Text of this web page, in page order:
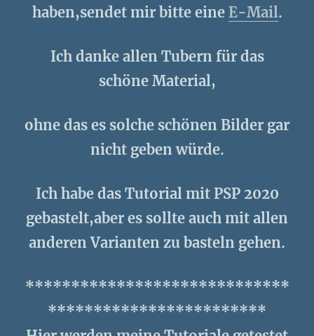
haben,sendet mir bitte eine E-Mail.
Ich danke allen Tubern für das
schöne Material,
ohne das es solche schönen Bilder gar
nicht geben würde.
Ich habe das Tutorial mit PSP 2020
gebastelt,aber es sollte auch mit allen
anderen Varianten zu basteln gehen.
*****************************
************************